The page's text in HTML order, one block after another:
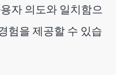
자 의도와 일치함으
험을 제공할 수 있습